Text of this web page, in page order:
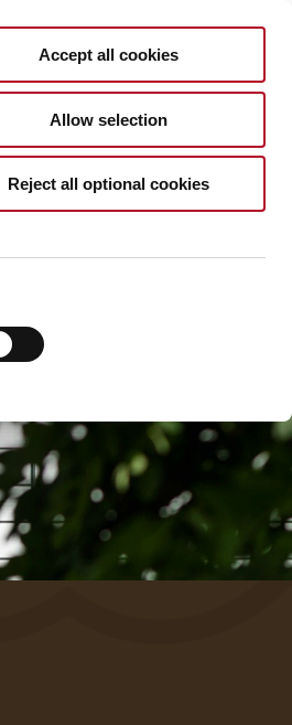
Accept all cookies
Allow selection
Reject all optional cookies
DE